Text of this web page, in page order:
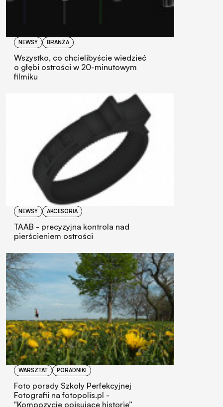
NEWSY BRANŻA
Wszystko, co chcielibyście wiedzieć
o głębi ostrości w 20-minutowym
filmiku
NEWSY AKCESORIA
TAAB - precyzyjna kontrola nad
pierścieniem ostrości
WARSZTAT PORADNIKI
Foto porady Szkoły Perfekcyjnej
Fotografii na fotopolis.pl -
"Kompozycje opisujące historię”